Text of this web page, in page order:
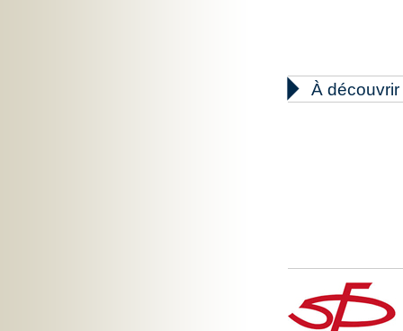
 À découvrir